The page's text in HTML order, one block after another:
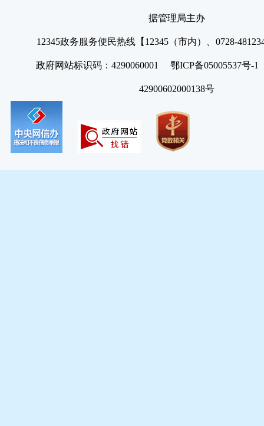
据管理局主办
12345政务服务便民热线【12345（市内）、0728-
政府网站标识码：4290060001 鄂ICP备05005537号
42900602000138号